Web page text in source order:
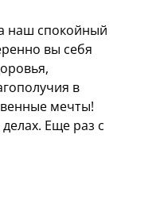
наш спокойный
вы себя
в
мечты!
Еще раз с